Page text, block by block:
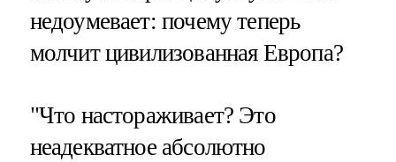
недоумевает: почему теперь
молчит цивилизованная Европа?
"Что настораживает? Это
неадекватное абсолютно